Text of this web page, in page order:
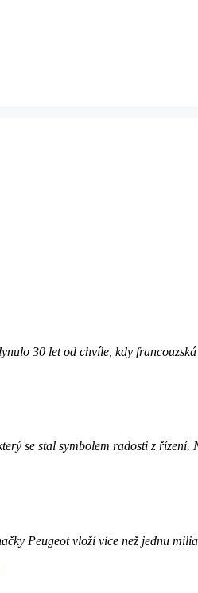
30 let od chvíle, kdy
se stal symbolem radosti z řízení.
Peugeot vloží více než jednu